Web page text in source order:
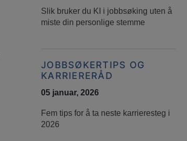
Slik bruker du KI i jobbsøking uten å
miste din personlige stemme
JOBBSØKERTIPS OG
KARRIERERÅD
05 januar, 2026
Fem tips for å ta neste karrieresteg i
2026